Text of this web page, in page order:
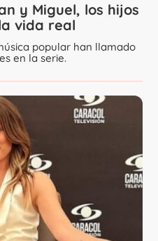
y Miguel, los hijos
vida real
popular han llamado
en la serie.